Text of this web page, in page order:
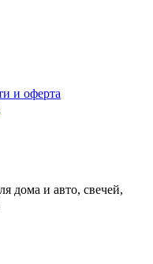
и оферта
дома и авто, свечей,